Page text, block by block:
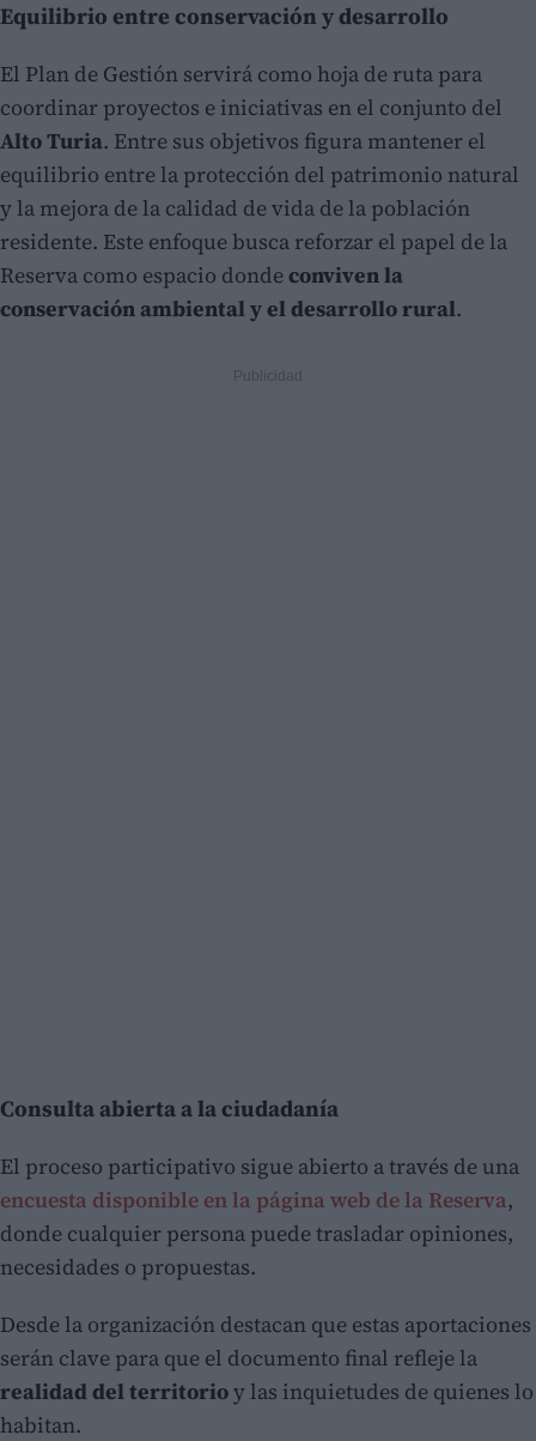
Equilibrio entre conservación y desarrollo
El Plan de Gestión servirá como hoja de ruta para
coordinar proyectos e iniciativas en el conjunto del
Alto Turia. Entre sus objetivos figura mantener el
equilibrio entre la protección del patrimonio natural
y la mejora de la calidad de vida de la población
residente. Este enfoque busca reforzar el papel de la
Reserva como espacio dondeconviven la
conservación ambiental y el desarrollo rural.
Consulta abierta a la ciudadanía
El proceso participativo sigue abierto a través de una
encuesta disponible en la página web de la Reserva,
donde cualquier persona puede trasladar opiniones,
necesidades o propuestas.
Desde la organización destacan que estas aportaciones
serán clave para que el documento final refleje la
realidad del territorioy las inquietudes de quienes lo
habitan.